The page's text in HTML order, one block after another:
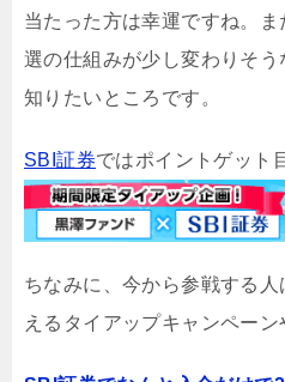
当たった方は幸運ですね。
選の仕組みが少し変わりそ
知りたいところです。
SBI証券ではポイントゲット
ちなみに、今から参戦する
えるタイアップキャンペーン